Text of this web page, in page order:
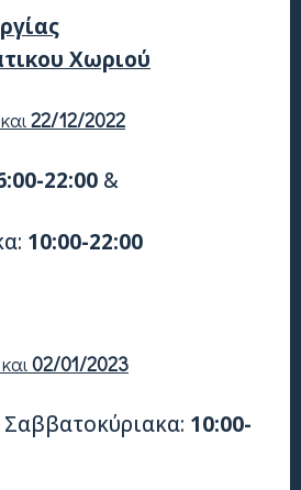
Χωριού
22/12/2022
22:00 &
10:00-22:00
02/01/2023
Σαββατοκύριακα: 10:00-